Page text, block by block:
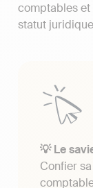
comptables
statut
💡 Le
Confier